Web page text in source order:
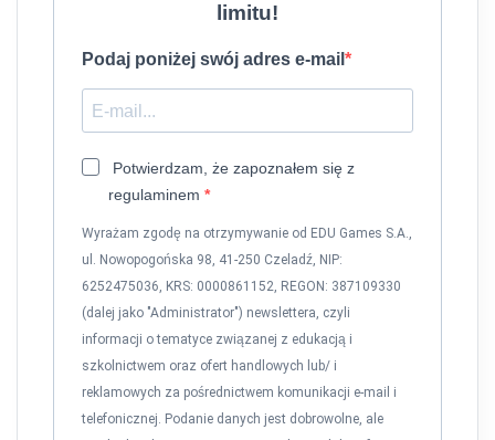
limitu!
Podaj poniżej swój adres e-mail
Potwierdzam, że zapoznałem się z
regulaminem
Wyrażam zgodę na otrzymywanie od EDU Games S.A.,
ul. Nowopogońska 98, 41-250 Czeladź, NIP:
6252475036, KRS: 0000861152, REGON: 387109330
(dalej jako "Administrator") newslettera, czyli
informacji o tematyce związanej z edukacją i
szkolnictwem oraz ofert handlowych lub/ i
reklamowych za pośrednictwem komunikacji e-mail i
telefonicznej. Podanie danych jest dobrowolne, ale